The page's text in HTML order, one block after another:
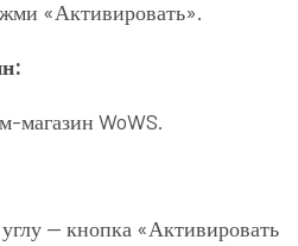
«Активировать».
магазин WoWS.
— кнопка «Активировать